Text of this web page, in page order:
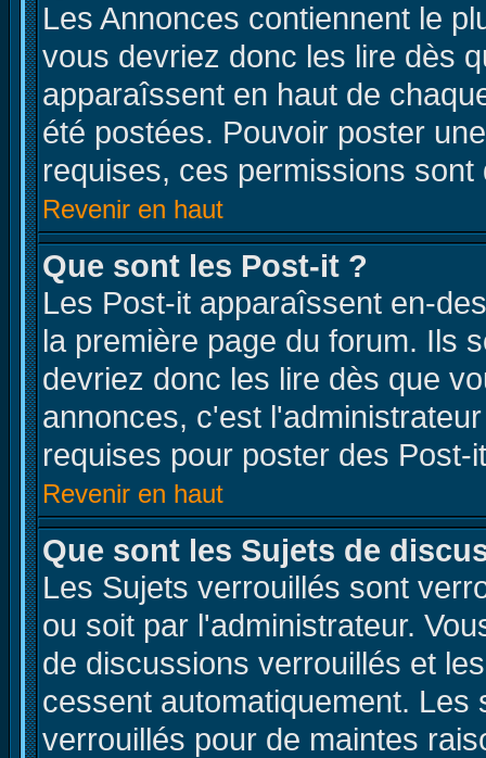
Les Annonces contiennent le
vous devriez donc les lire dès
apparaîssent en haut de
été postées. Pouvoir poster
requises, ces permissions
Revenir en haut
Que sont les Post-it ?
Les Post-it apparaîssent en-
la première page du forum. Ils
devriez donc les lire dès que
annonces, c'est
requises pour poster des Post-
Revenir en haut
Que sont les Sujets de
Les Sujets verrouillés sont
ou soit par l'administrateur.
de discussions verrouillés et
cessent automatiquement.
verrouillés pour de maintes